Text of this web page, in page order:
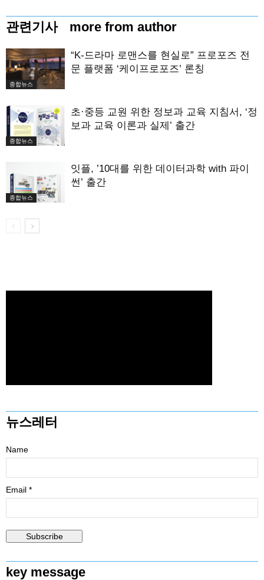
관련기사 more from author
종합뉴스
“K-드라마 로맨스를 현실로” 프로포즈 전
문 플랫폼 ‘케이프로포즈’ 론칭
종합뉴스
초·중등 교원 위한 정보과 교육 지침서, ‘정
보과 교육 이론과 실제’ 출간
종합뉴스
잇플, ’10대를 위한 데이터과학 with 파이
썬’ 출간
뉴스레터
Name
Email *
key message